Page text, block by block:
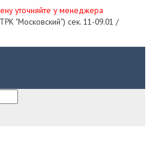
уточняйте у менеджера
"Московский") сек. 11-09.01 /